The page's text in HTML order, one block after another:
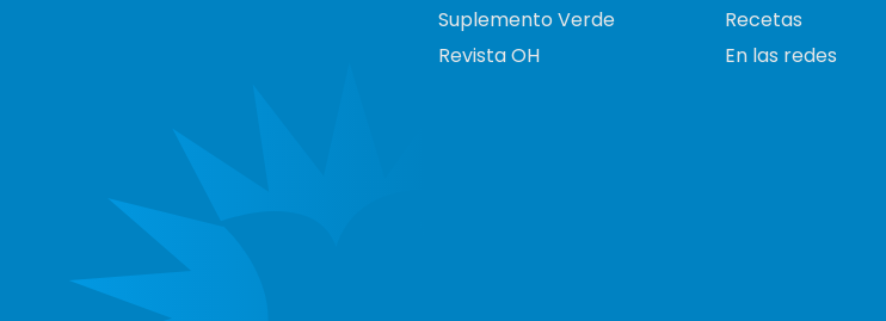
Suplemento Verde
Revista OH
Recetas
En las redes